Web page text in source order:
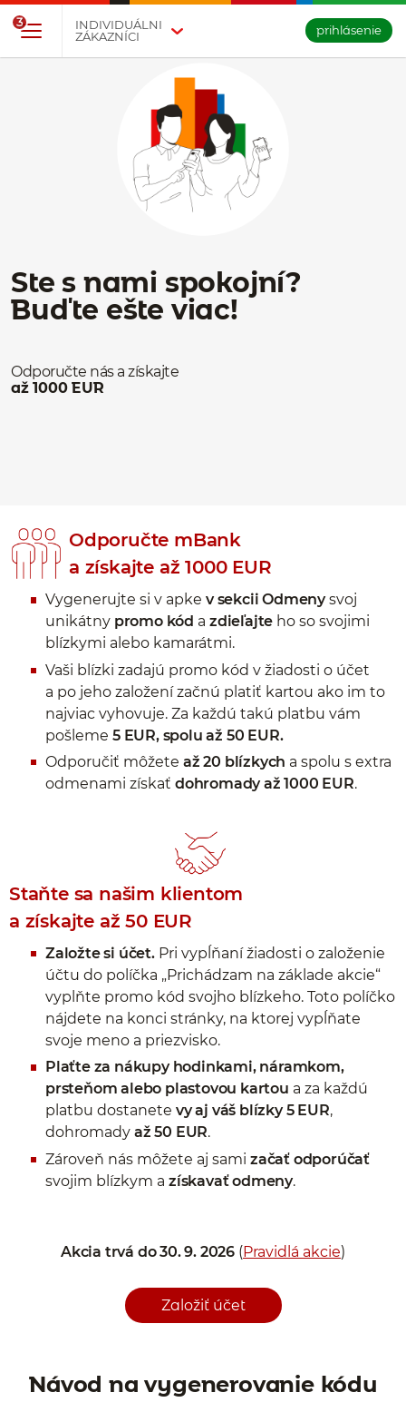
INDIVIDUÁLNI
ZÁKAZNÍCI
3
prihlásenie
Ste s nami spokojní?
Buďte ešte viac!
Odporučte nás a získajte
až 1000 EUR
Odporučte mBank
a získajte až 1000 EUR
Vygenerujte si v apke v sekcii Odmenysvoj
unikátny promo kód a zdieľajte ho so svojimi
blízkymi alebo kamarátmi.
Vaši blízki zadajú promo kód v žiadosti o účet
a po jeho založení začnú platiť kartou ako im to
najviac vyhovuje. Za každú takú platbu vám
pošleme 5 EUR, spolu až 50 EUR.
Odporučiť môžete až 20 blízkych a spolu s extra
odmenami získať dohromady až 1000 EUR.
Staňte sa našim klientom
a získajte až 50 EUR
Založte si účet.Pri vypĺňaní žiadosti o založenie
účtu do políčka „Prichádzam na základe akcie“
vyplňte promo kód svojho blízkeho. Toto políčko
nájdete na konci stránky, na ktorej vypĺňate
svoje meno a priezvisko.
Plaťte za nákupy hodinkami, náramkom,
prsteňom alebo plastovou kartou a za každú
platbu dostanete vy aj váš blízky 5 EUR,
dohromady až 50 EUR.
Zároveň nás môžete aj sami začať odporúčať
svojim blízkym a získavať odmeny.
Akcia trvá do 30. 9. 2026 (Pravidlá akcie)
Založiť účet
Návod na vygenerovanie kódu